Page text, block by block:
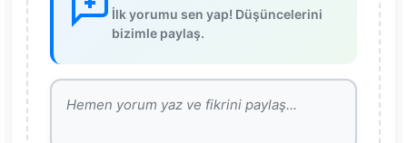
İlk yorumu sen yap! Düşüncelerini
bizimle paylaş.